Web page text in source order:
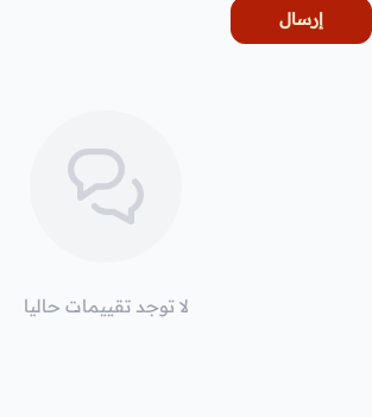
إرسال
لا توجد تقييمات حاليا